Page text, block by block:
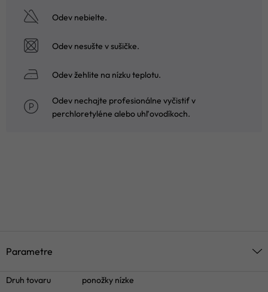
Odev nebielte.
Odev nesušte v sušičke.
Odev žehlite na nízku teplotu.
Odev nechajte profesionálne vyčistiť v
perchloretyléne alebo uhľovodíkoch.
Parametre
Druh tovaru
ponožky nízke